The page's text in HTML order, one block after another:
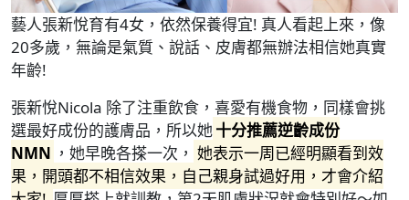
藝人張新悅育有4女，依然保養得宜! 真人看起上來，像
20多歲，無論是氣質、說話、皮膚都無辦法相信她真實
年齡!
張新悅Nicola 除了注重飲食，喜愛有機食物，同樣會挑
選最好成份的護膚品，所以她十分推薦逆齡成份
NMN ，她早晚各搽一次， 她表示一周已經明顯看到效
果，開頭都不相信效果，自己親身試過好用，才會介紹